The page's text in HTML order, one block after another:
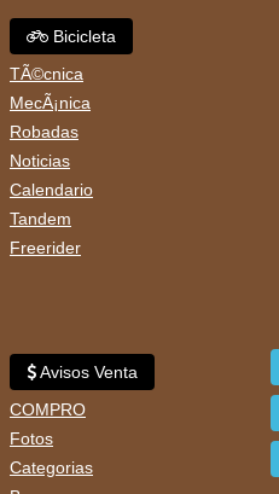
Bicicleta
TÃ©cnica
MecÃ¡nica
Robadas
Noticias
Calendario
Tandem
Freerider
Avisos Venta
COMPRO
Fotos
Categorias